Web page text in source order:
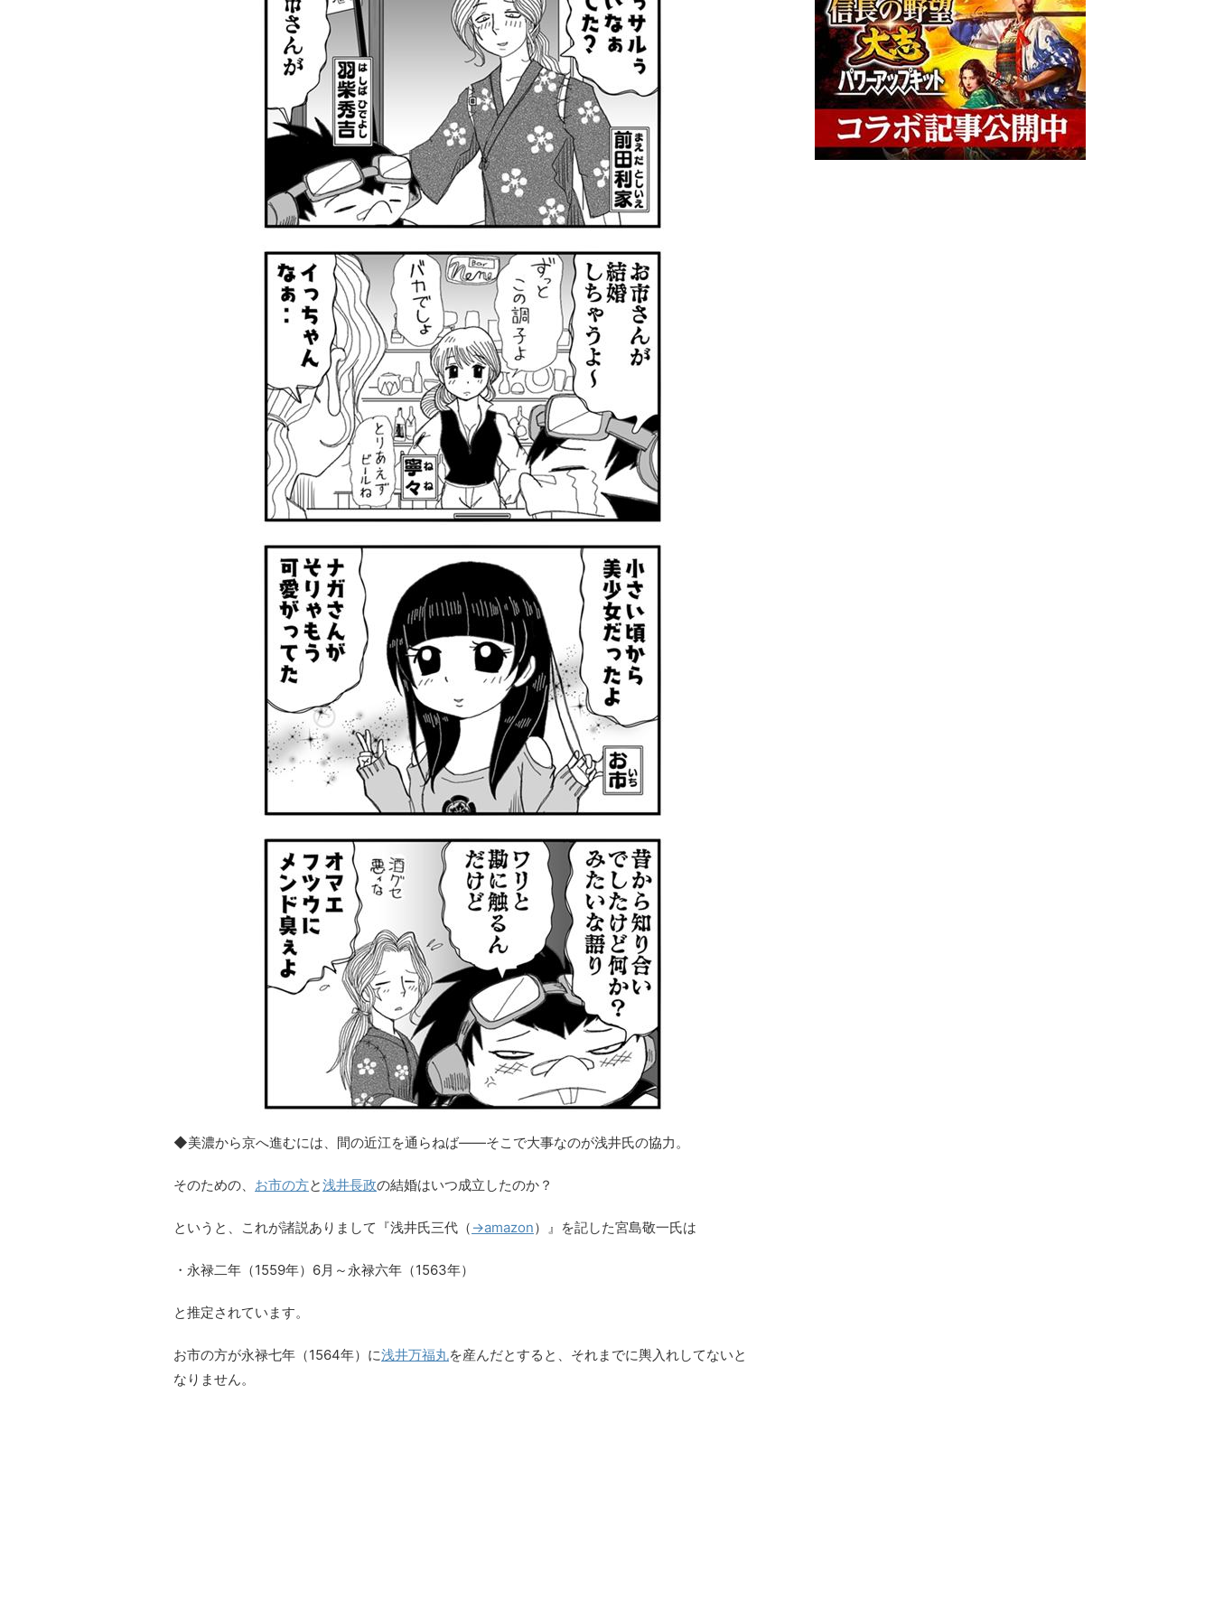
◆美濃から京へ進むには、間の近江を通らねば――そこで大事なのが浅井氏の協力。
そのための、 お市の方と浅井長政の結婚はいつ成立したのか？
というと、これが諸説ありまして『浅井氏三代（ →amazon）』を記した宮島敬一氏は
・永禄二年（1559年）6月～永禄六年（1563年）
と推定されています。
お市の方が永禄七年（1564年）に浅井万福丸を産んだとすると、それまでに輿入れしてないと
なりません。